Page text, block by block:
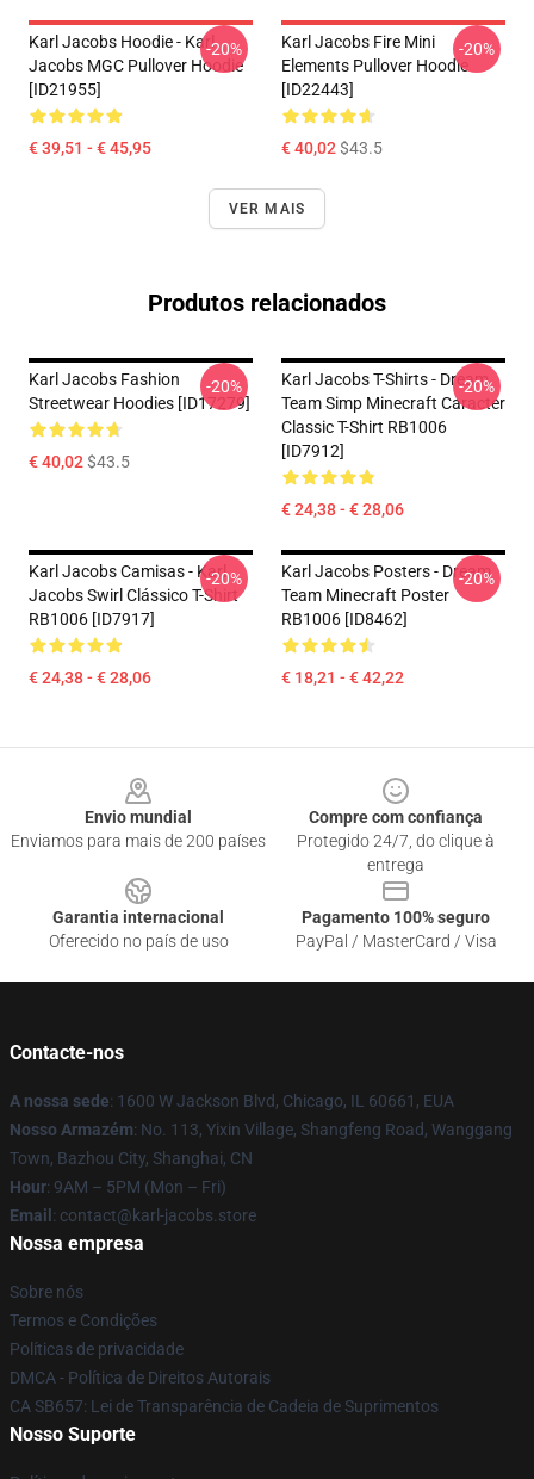
Karl Jacobs Hoodie - Karl
Jacobs MGC Pullover Hoodie
[ID21955]
€ 39,51 - € 45,95
-20%
Karl Jacobs Fire Mini
Elements Pullover Hoodie
[ID22443]
€ 40,02$43.5
-20%
VER MAIS
Produtos relacionados
Karl Jacobs Fashion
Streetwear Hoodies [ID17279]
€ 40,02$43.5
-20%
Karl Jacobs T-Shirts - Dream
Team Simp Minecraft Caracter
Classic T-Shirt RB1006
[ID7912]
€ 24,38 - € 28,06
-20%
Karl Jacobs Camisas - Karl
Jacobs Swirl Clássico T-Shirt
RB1006 [ID7917]
€ 24,38 - € 28,06
-20%
Karl Jacobs Posters - Dream
Team Minecraft Poster
RB1006 [ID8462]
€ 18,21 - € 42,22
-20%
Envio mundial
Enviamos para mais de 200 países
Compre com confiança
Protegido 24/7, do clique à
entrega
Garantia internacional
Oferecido no país de uso
Pagamento 100% seguro
PayPal / MasterCard / Visa
Contacte-nos
A nossa sede: 1600 W Jackson Blvd, Chicago, IL 60661, EUA
Nosso Armazém: No. 113, Yixin Village, Shangfeng Road, Wanggang
Town, Bazhou City, Shanghai, CN
Hour: 9AM – 5PM (Mon – Fri)
Email : contact@karl-jacobs.store
Nossa empresa
Sobre nós
Termos e Condições
Políticas de privacidade
DMCA - Política de Direitos Autorais
CA SB657: Lei de Transparência de Cadeia de Suprimentos
Nosso Suporte